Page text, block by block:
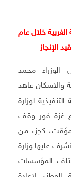
الغربية خلال عام
الوزراء محمد
والإسكان عاهد
لوزارة
غزة فور وقف
كجزء من
عليها وزارة
المؤسسات